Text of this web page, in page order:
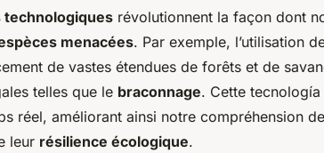
technologiques révolutionnent la façon dont
menacées. Par exemple, l’utilisation
de vastes étendues de forêts et de
telles que le braconnage. Cette
réel, améliorant ainsi notre compréhension
leur résilience écologique.